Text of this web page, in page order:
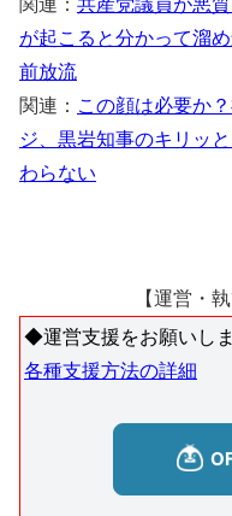
が起こると分かって溜
前放流
関連： この顔は必要か
ジ、黒岩知事のキリッ
わらない
【運営・
◆運営支援をお願いし
各種支援方法の詳細